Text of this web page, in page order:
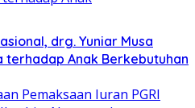
drg. Yuniar Musa
terhadap Anak Berkebutuhan